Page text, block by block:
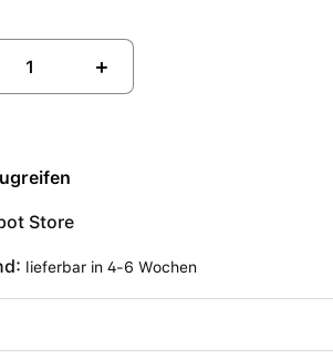
+
Store
lieferbar in 4-6 Wochen